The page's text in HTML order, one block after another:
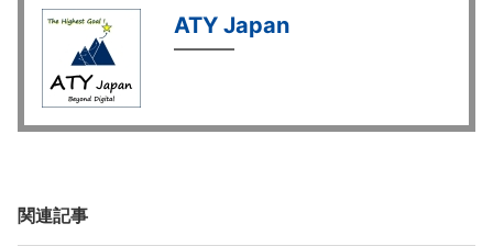
ATY Japan
関連記事